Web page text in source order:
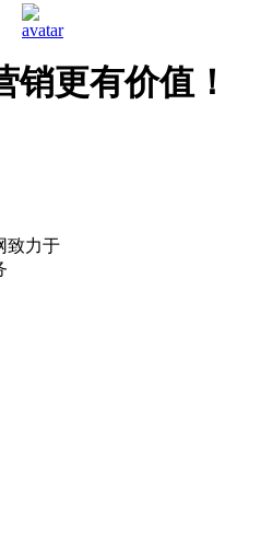
销更有价值！
致力于